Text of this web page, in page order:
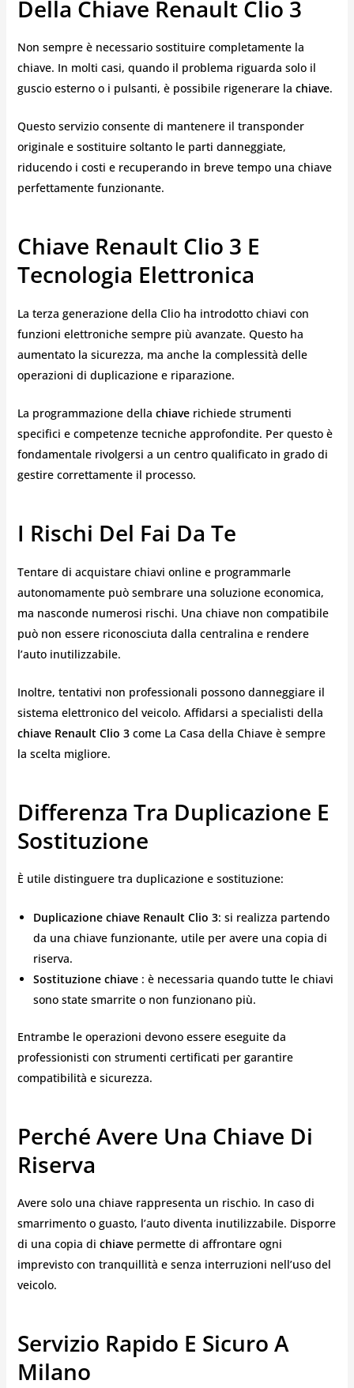
Della Chiave Renault Clio 3
Non sempre è necessario sostituire completamente la
chiave. In molti casi, quando il problema riguarda solo il
guscio esterno o i pulsanti, è possibile rigenerare la chiave.
Questo servizio consente di mantenere il transponder
originale e sostituire soltanto le parti danneggiate,
riducendo i costi e recuperando in breve tempo una chiave
perfettamente funzionante.
Chiave Renault Clio 3 E
Tecnologia Elettronica
La terza generazione della Clio ha introdotto chiavi con
funzioni elettroniche sempre più avanzate. Questo ha
aumentato la sicurezza, ma anche la complessità delle
operazioni di duplicazione e riparazione.
La programmazione della chiaverichiede strumenti
specifici e competenze tecniche approfondite. Per questo è
fondamentale rivolgersi a un centro qualificato in grado di
gestire correttamente il processo.
I Rischi Del Fai Da Te
Tentare di acquistare chiavi online e programmarle
autonomamente può sembrare una soluzione economica,
ma nasconde numerosi rischi. Una chiave non compatibile
può non essere riconosciuta dalla centralina e rendere
l’auto inutilizzabile.
Inoltre, tentativi non professionali possono danneggiare il
sistema elettronico del veicolo. Affidarsi a specialisti della
chiave Renault Clio 3come La Casa della Chiave è sempre
la scelta migliore.
Differenza Tra Duplicazione E
Sostituzione
È utile distinguere tra duplicazione e sostituzione:
Duplicazione chiave Renault Clio 3: si realizza partendo
da una chiave funzionante, utile per avere una copia di
riserva.
Sostituzione chiave : è necessaria quando tutte le chiavi
sono state smarrite o non funzionano più.
Entrambe le operazioni devono essere eseguite da
professionisti con strumenti certificati per garantire
compatibilità e sicurezza.
Perché Avere Una Chiave Di
Riserva
Avere solo una chiave rappresenta un rischio. In caso di
smarrimento o guasto, l’auto diventa inutilizzabile. Disporre
di una copia di chiavepermette di affrontare ogni
imprevisto con tranquillità e senza interruzioni nell’uso del
veicolo.
Servizio Rapido E Sicuro A
Milano